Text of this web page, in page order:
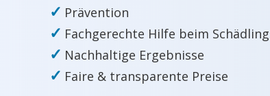
✓ Prävention
✓ Fachgerechte Hilfe beim
✓ Nachhaltige Ergebnisse
✓ Faire & transparente Preise